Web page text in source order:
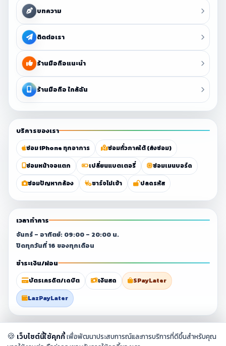
บทความ
ติดต่อเรา
ร้านมือถือแนะนำ
ร้านมือถือ ใกล้ฉัน
บริการของเรา
ซ่อม iPhone ทุกอาการ
ซ่อมทั่วภาคใต้ (ส่งซ่อม)
ซ่อมหน้าจอแตก
เปลี่ยนแบตเตอรี่
ซ่อมเมนบอร์ด
ซ่อมปัญหากล้อง
ชาร์จไม่เข้า ปลดรหัส
เวลาทำการ
จันทร์ – อาทิตย์: 09:00 – 20:00 น.
ปิดทุกวันที่ 16 ของทุกเดือน
ชำระเงิน/ผ่อน
บัตรเครดิต/เดบิต เงินสด
SPayLater
LazPayLater
rights reserved.
🍪 เว็บไซต์นี้ใช้คุกกี้เพื่อพัฒนาประสบการณ์และการบริการที่ดีขึ้นสำหรับคุณ